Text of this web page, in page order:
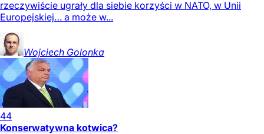
rzeczywiście ugrały dla siebie korzyści w NATO, w Unii
Europejskiej… a może w...
Wojciech Golonka
44
Konserwatywna kotwica?